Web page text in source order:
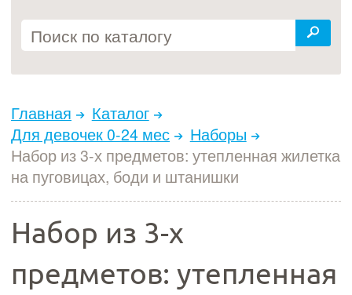
Главная
Каталог
Для девочек 0-24 мес
Наборы
Набор из 3-х предметов: утепленная жилетка
на пуговицах, боди и штанишки
Набор из 3-х
предметов: утепленная